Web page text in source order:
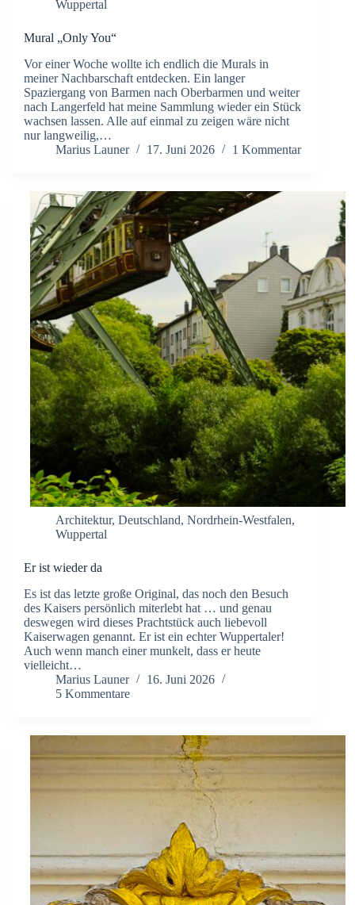
Wuppertal
Mural „Only You“
Vor einer Woche wollte ich endlich die Murals in
meiner Nachbarschaft entdecken. Ein langer
Spaziergang von Barmen nach Oberbarmen und weiter
nach Langerfeld hat meine Sammlung wieder ein Stück
wachsen lassen. Alle auf einmal zu zeigen wäre nicht
nur langweilig,…
Marius Launer
17. Juni 2026 1 Kommentar
Architektur, Deutschland, Nordrhein-Westfalen,
Wuppertal
Er ist wieder da
Es ist das letzte große Original, das noch den Besuch
des Kaisers persönlich miterlebt hat … und genau
deswegen wird dieses Prachtstück auch liebevoll
Kaiserwagen genannt. Er ist ein echter Wuppertaler!
Auch wenn manch einer munkelt, dass er heute
vielleicht…
Marius Launer
16. Juni 2026
5 Kommentare